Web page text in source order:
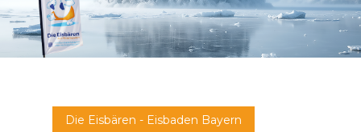
Die Eisbären - Eisbaden Bayern